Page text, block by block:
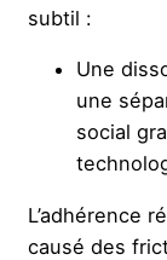
subtil :
Une
une
social
L’adhérence
causé des